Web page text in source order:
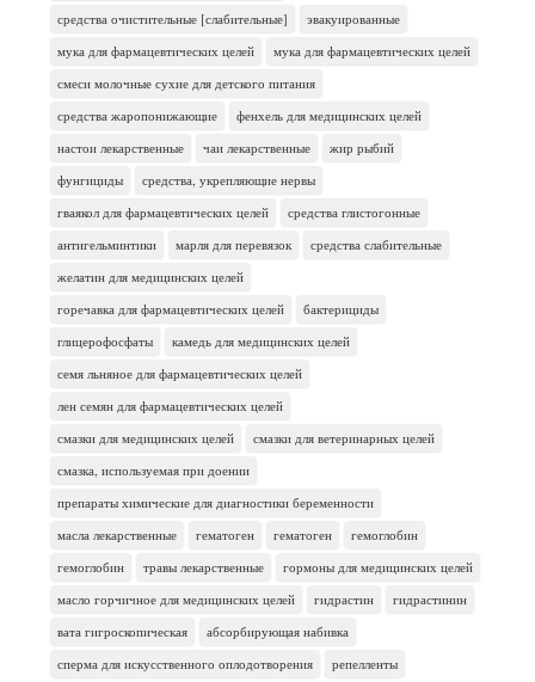
средства очистительные [слабительные]
эвакуированные
мука для фармацевтических целей
мука для фармацевтических целей
смеси молочные сухие для детского питания
средства жаропонижающие
фенхель для медицинских целей
настои лекарственные
чаи лекарственные
жир рыбий
фунгициды
средства, укрепляющие нервы
гваякол для фармацевтических целей
средства глистогонные
антигельминтики
марля для перевязок
средства слабительные
желатин для медицинских целей
горечавка для фармацевтических целей
бактерициды
глицерофосфаты
камедь для медицинских целей
семя льняное для фармацевтических целей
лен семян для фармацевтических целей
смазки для медицинских целей
смазки для ветеринарных целей
смазка, используемая при доении
препараты химические для диагностики беременности
масла лекарственные
гематоген гематоген
гемоглобин
гемоглобин
травы лекарственные
гормоны для медицинских целей
масло горчичное для медицинских целей
гидрастин
гидрастинин
вата гигроскопическая
абсорбирующая набивка
сперма для искусственного оплодотворения
репелленты